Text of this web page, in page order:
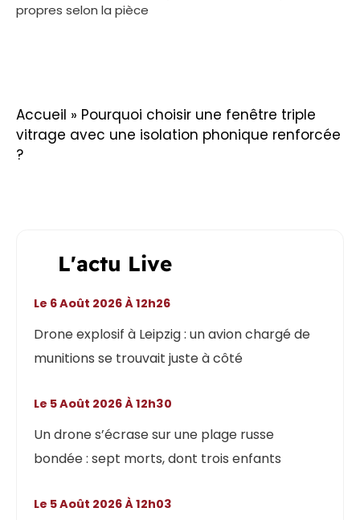
propres selon la pièce
Accueil » Pourquoi choisir une fenêtre triple
vitrage avec une isolation phonique renforcée
?
L'actu Live
Drone explosif à Leipzig : un avion chargé de
munitions se trouvait juste à côté
Le 6 Août 2026 À 12h26
Un drone s’écrase sur une plage russe
bondée : sept morts, dont trois enfants
Le 5 Août 2026 À 12h30
Le 5 Août 2026 À 12h03